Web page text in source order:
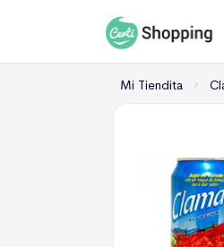
Mi Tiendita